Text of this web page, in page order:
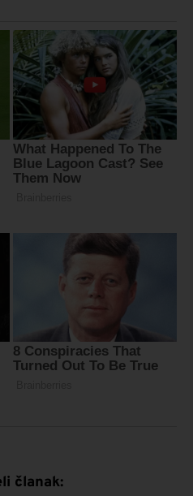
članak: